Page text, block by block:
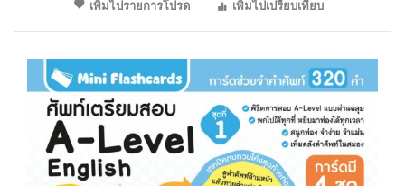
เพิ่มไปรายการโปรด เพิ่มไปเปรียบเทียบ